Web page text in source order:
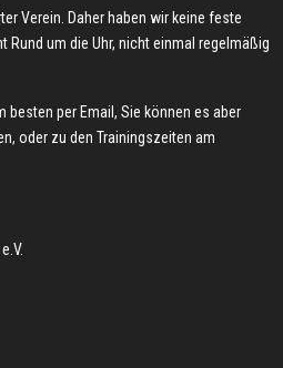
Verein. Daher haben wir keine feste
Rund um die Uhr, nicht einmal regelmäßig
besten per Email, Sie können es aber
oder zu den Trainingszeiten am